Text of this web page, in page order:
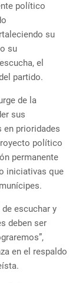
político
su
su
el
partido.
de la
sus
en prioridades
político
permanente
iniciativas que
escuchar y
deben ser
en el respaldo